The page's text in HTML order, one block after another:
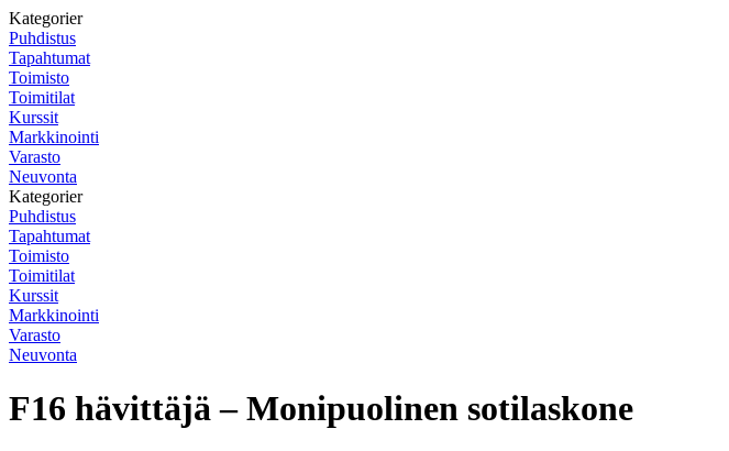
Kategorier
Puhdistus
Tapahtumat
Toimisto
Toimitilat
Kurssit
Markkinointi
Varasto
Neuvonta
Kategorier
Puhdistus
Tapahtumat
Toimisto
Toimitilat
Kurssit
Markkinointi
Varasto
Neuvonta
F16 hävittäjä – Monipuolinen sotilaskone